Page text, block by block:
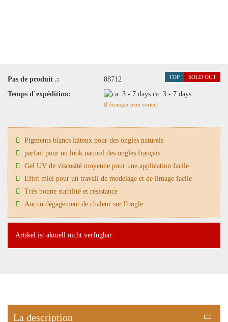
TOP SOLD OUT
Pas de produit .:
88712
Temps d`expédition:
ca. 3 - 7 days
(l`étranger peut varier)
Pigments blancs laiteux pour des ongles naturels
parfait pour un look naturel des ongles français
Gel UV de viscosité moyenne pour une application facile
Effet miel pour un travail de modelage et de limage facile
Très bonne stabilité et résistance
Aucun dégagement de chaleur sur l'ongle
Artikel ist aktuell nicht verfügbar.
La description